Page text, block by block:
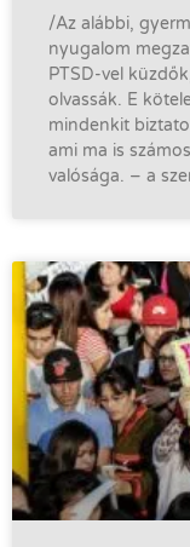
/Az alábbi,
nyugalom
PTSD-vel
olvassák. E
mindenkit
ami ma is
valósága. – a